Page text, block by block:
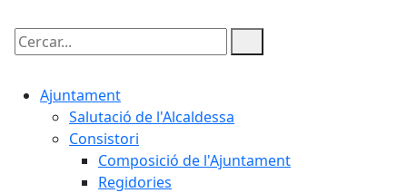
Cercar:
Ajuntament
Salutació de l'Alcaldessa
Consistori
Composició de l'Ajuntament
Regidories